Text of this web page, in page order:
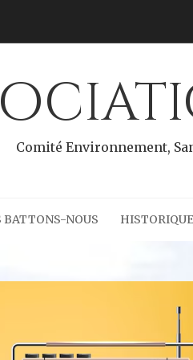
Comité Environnement,
BATTONS-NOUS HISTORIQUE